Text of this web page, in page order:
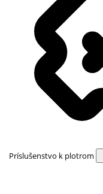
Príslušenstvo k plotrom